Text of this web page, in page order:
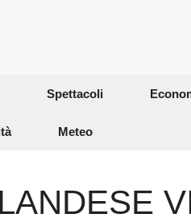
Spettacoli
Meteo